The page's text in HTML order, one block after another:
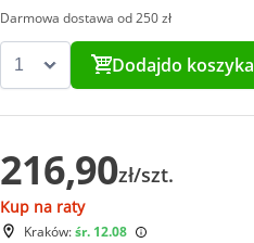
Darmowa dostawa od 250 zł
Dodajdo koszyka
216,90zł/szt.
Kup na raty
Kraków:śr. 12.08